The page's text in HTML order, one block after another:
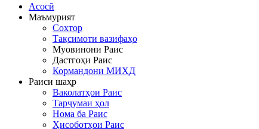
Асосӣ
Маъмурият
Сохтор
Тақсимоти вазифаҳо
Муовинони Раис
Дастгоҳи Раис
Кормандони МИҲД
Раиси шаҳр
Ваколатҳои Раис
Тарҷумаи ҳол
Нома ба Раис
Ҳисоботҳои Раис